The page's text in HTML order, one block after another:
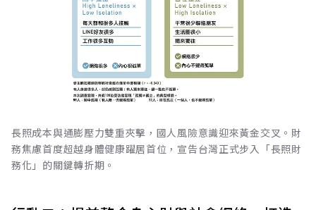
長照成本與通膨壓力雙重夾擊，國人風險意識迎來黃金交叉。財
務焦慮首度超越身體健康躍居首位，宣告台灣正式步入「長照財
務化」的關鍵轉折期。